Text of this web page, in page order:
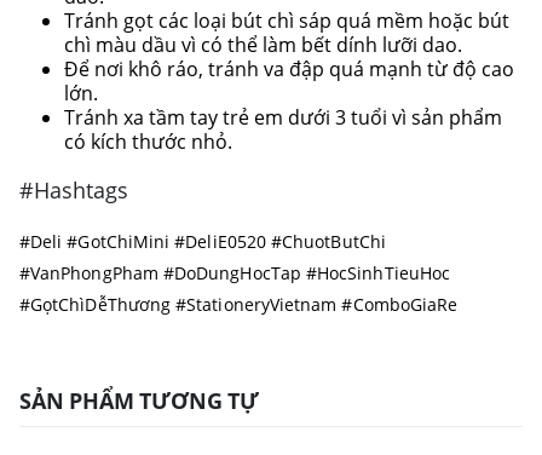
Tránh gọt các loại bút chì sáp quá mềm hoặc bút
chì màu dầu vì có thể làm bết dính lưỡi dao.
Để nơi khô ráo, tránh va đập quá mạnh từ độ cao
lớn.
Tránh xa tầm tay trẻ em dưới 3 tuổi vì sản phẩm
có kích thước nhỏ.
#Hashtags
#Deli #GotChiMini #DeliE0520 #ChuotButChi
#VanPhongPham #DoDungHocTap #HocSinhTieuHoc
#GọtChìDễThương #StationeryVietnam #ComboGiaRe
SẢN PHẨM TƯƠNG TỰ